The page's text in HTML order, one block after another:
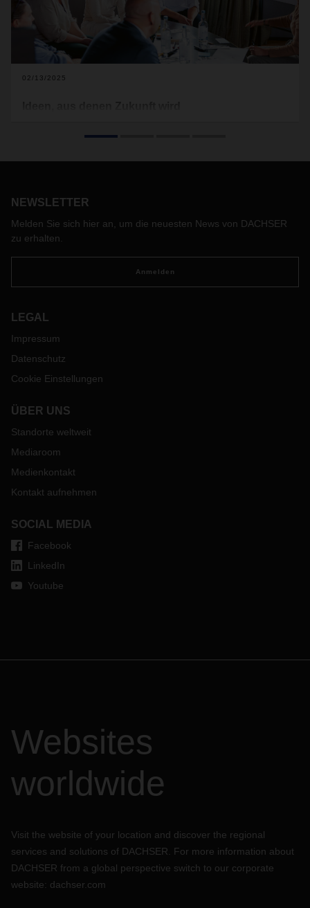
02/13/2025
Mitarbeitenden. Die Erwartungen an Idea2net haben sich in
und wirken tief in den Logistikalltag hinein.
NEWSLETTER
Melden Sie sich hier an, um die neuesten News von DACHSER
zu erhalten.
Anmelden
LEGAL
Impressum
Datenschutz
Cookie Einstellungen
ÜBER UNS
Standorte weltweit
Mediaroom
Medienkontakt
Kontakt aufnehmen
SOCIAL MEDIA
Facebook
LinkedIn
Youtube
Websites
worldwide
Visit the website of your location and discover the regional
services and solutions of DACHSER. For more information about
DACHSER from a global perspective switch to our corporate
website: dachser.com